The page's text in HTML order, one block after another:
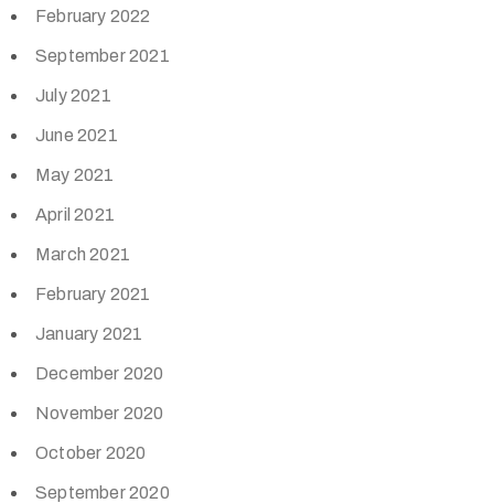
February 2022
September 2021
July 2021
June 2021
May 2021
April 2021
March 2021
February 2021
January 2021
December 2020
November 2020
October 2020
September 2020